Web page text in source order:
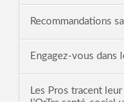
Recommandations
Engagez-vous dans
Les Pros tracent